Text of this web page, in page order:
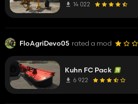
14 022
FloAgriDevo05 rated a mod
Kuhn FC Pack
6 922